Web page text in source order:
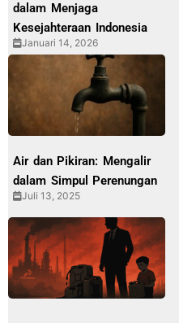
dalam Menjaga
Kesejahteraan Indonesia
Januari 14, 2026
Air dan Pikiran: Mengalir
dalam Simpul Perenungan
Juli 13, 2025